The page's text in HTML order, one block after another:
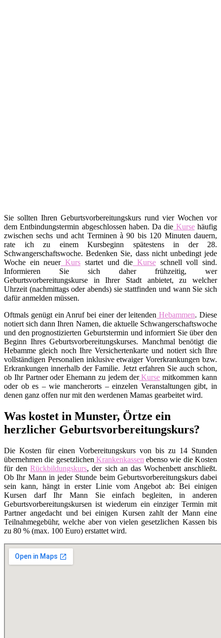
Sie sollten Ihren Geburtsvorbereitungskurs rund vier Wochen vor
dem Entbindungstermin abgeschlossen haben. Da die Kursehäufig
zwischen sechs und acht Terminen à 90 bis 120 Minuten dauern,
rate ich zu einem Kursbeginn spätestens in der 28.
Schwangerschaftswoche. Bedenken Sie, dass nicht unbedingt jede
Woche ein neuerKurs startet und die Kurseschnell voll sind.
Informieren Sie sich daher frühzeitig, wer
Geburtsvorbereitungskurse in Ihrer Stadt anbietet, zu welcher
Uhrzeit (nachmittags oder abends) sie stattfinden und wann Sie sich
dafür anmelden müssen.
Oftmals genügt ein Anruf bei einer der leitenden Hebammen. Diese
notiert sich dann Ihren Namen, die aktuelle Schwangerschaftswoche
und den prognostizierten Geburtstermin und informiert Sie über den
Beginn Ihres Geburtsvorbereitungskurses. Manchmal benötigt die
Hebamme gleich noch Ihre Versichertenkarte und notiert sich Ihre
vollständigen Personalien inklusive etwaiger Vorerkrankungen bzw.
Erkrankungen innerhalb der Familie. Jetzt erfahren Sie auch schon,
ob Ihr Partner oder Ehemann zu jedem derKurse mitkommen kann
oder ob es – wie mancherorts – einzelen Veranstaltungen gibt, in
denen ganz offen nur mit den werdenen Mamas gearbeitet wird.
Was kostet in Munster, Örtze ein
herzlicher Geburtsvorbereitungskurs?
Die Kosten für einen Vorbereitungskurs von bis zu 14 Stunden
übernehmen die gesetzlichen Krankenkassen ebenso wie die Kosten
für denRückbildungskurs, der sich an das Wochenbett anschließt.
Ob Ihr Mann in jeder Stunde beim Geburtsvorbereitungskurs dabei
sein kann, hängt in erster Linie vom Angebot ab: Bei einigen
Kursen darf Ihr Mann Sie einfach begleiten, in anderen
Geburtsvorbereitungskursen ist wiederum ein einziger Termin mit
Partner angedacht und bei einigen Kursen zahlt der Mann eine
Teilnahmegebühr, welche aber von vielen gesetzlichen Kassen bis
zu 80 % (max. 100 Euro) erstattet wird.